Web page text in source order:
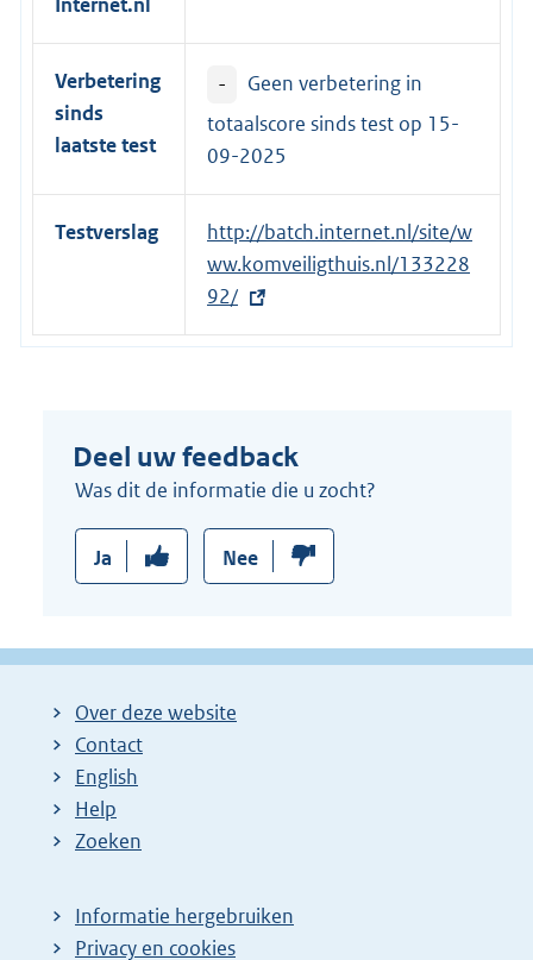
Verbetering
sinds
laatste test
-
Geen verbetering in
totaalscore sinds test op 15-
09-2025
Testverslag
E
x
t
e
l
i
:
http://batch.internet.nl/site/w
ww.komveiligthuis.nl/133228
92/
Deel uw feedback
Was dit de informatie die u zocht?
Ja Nee
Over deze website
Contact
English
Help
Zoeken
Informatie hergebruiken
Privacy en cookies